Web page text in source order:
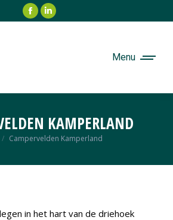
FacebookLinkedin
Menu
KAMPERLAND
hier:
Campervelden Kamperland
in het hart van de driehoek